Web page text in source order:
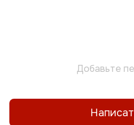
Добавьте